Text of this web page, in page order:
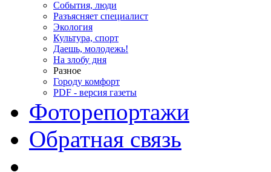
События, люди
Разъясняет специалист
Экология
Культура, спорт
Даешь, молодежь!
На злобу дня
Разное
Городу комфорт
PDF - версия газеты
Фоторепортажи
Обратная связь